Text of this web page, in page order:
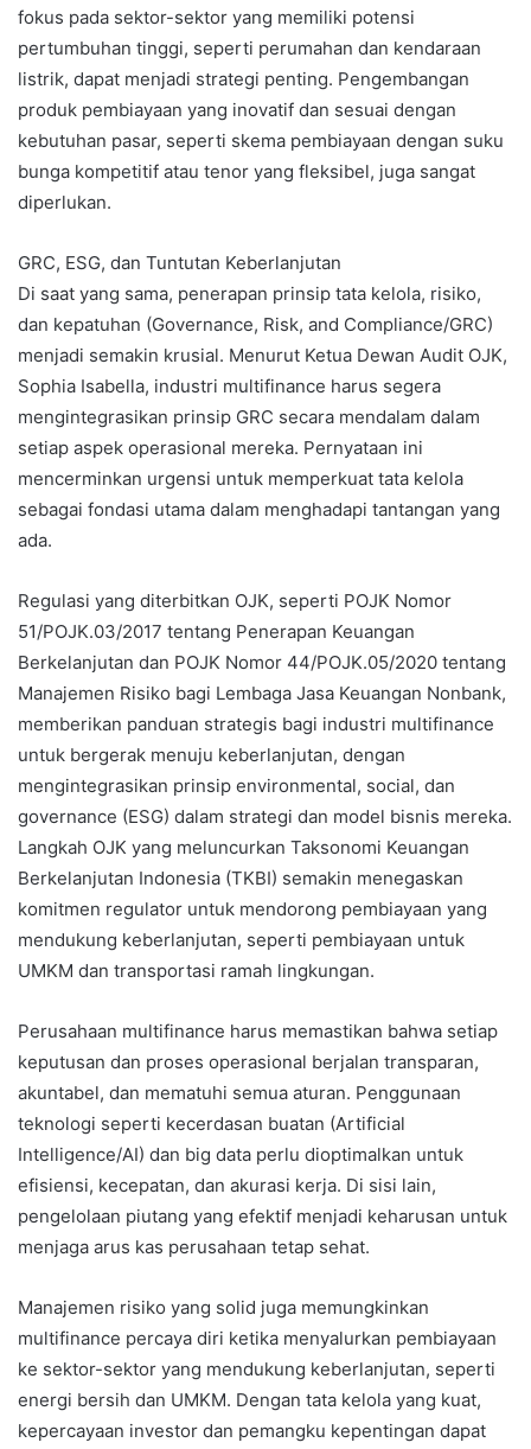
fokus pada sektor-sektor yang memiliki potensi
pertumbuhan tinggi, seperti perumahan dan kendaraan
listrik, dapat menjadi strategi penting. Pengembangan
produk pembiayaan yang inovatif dan sesuai dengan
kebutuhan pasar, seperti skema pembiayaan dengan suku
bunga kompetitif atau tenor yang fleksibel, juga sangat
diperlukan.
GRC, ESG, dan Tuntutan Keberlanjutan
Di saat yang sama, penerapan prinsip tata kelola, risiko,
dan kepatuhan (Governance, Risk, and Compliance/GRC)
menjadi semakin krusial. Menurut Ketua Dewan Audit OJK,
Sophia Isabella, industri multifinance harus segera
mengintegrasikan prinsip GRC secara mendalam dalam
setiap aspek operasional mereka. Pernyataan ini
mencerminkan urgensi untuk memperkuat tata kelola
sebagai fondasi utama dalam menghadapi tantangan yang
ada.
Regulasi yang diterbitkan OJK, seperti POJK Nomor
51/POJK.03/2017 tentang Penerapan Keuangan
Berkelanjutan dan POJK Nomor 44/POJK.05/2020 tentang
Manajemen Risiko bagi Lembaga Jasa Keuangan Nonbank,
memberikan panduan strategis bagi industri multifinance
untuk bergerak menuju keberlanjutan, dengan
mengintegrasikan prinsip environmental, social, dan
governance (ESG) dalam strategi dan model bisnis mereka.
Langkah OJK yang meluncurkan Taksonomi Keuangan
Berkelanjutan Indonesia (TKBI) semakin menegaskan
komitmen regulator untuk mendorong pembiayaan yang
mendukung keberlanjutan, seperti pembiayaan untuk
UMKM dan transportasi ramah lingkungan.
Perusahaan multifinance harus memastikan bahwa setiap
keputusan dan proses operasional berjalan transparan,
akuntabel, dan mematuhi semua aturan. Penggunaan
teknologi seperti kecerdasan buatan (Artificial
Intelligence/AI) dan big data perlu dioptimalkan untuk
efisiensi, kecepatan, dan akurasi kerja. Di sisi lain,
pengelolaan piutang yang efektif menjadi keharusan untuk
menjaga arus kas perusahaan tetap sehat.
Manajemen risiko yang solid juga memungkinkan
multifinance percaya diri ketika menyalurkan pembiayaan
ke sektor-sektor yang mendukung keberlanjutan, seperti
energi bersih dan UMKM. Dengan tata kelola yang kuat,
kepercayaan investor dan pemangku kepentingan dapat